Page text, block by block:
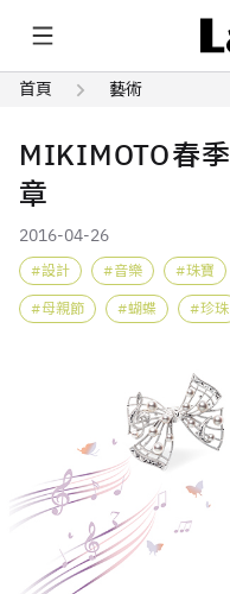
首頁 藝術
MIKIMOTO春
章
2016-04-26
設計 音樂 珠寶
母親節 蝴蝶 珍珠